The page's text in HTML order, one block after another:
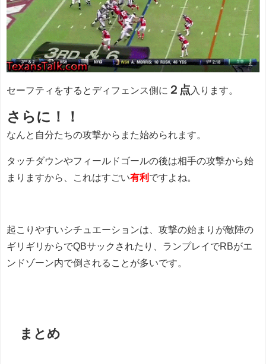
セーフティをするとディフェンス側に ２点 入ります。
さらに！！
なんと自分たちの攻撃からまた始められます。
タッチダウンやフィールドゴールの後は相手の攻撃から始
まりますから、これはすごい有利 ですよね。
起こりやすいシチュエーションは、攻撃の始まりが敵陣の
ギリギリからでQBサックされたり、ランプレイでRBがエ
ンドゾーン内で倒されることが多いです。
まとめ